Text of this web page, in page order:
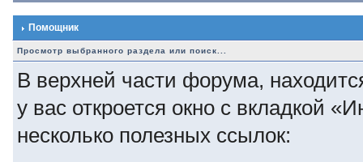
Помощник
Просмотр выбранного раздела или поиск...
В верхней части форума,
у вас откроется окно с вкладкой
несколько полезных ссылок: